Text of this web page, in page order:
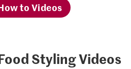
to Videos
Styling Videos